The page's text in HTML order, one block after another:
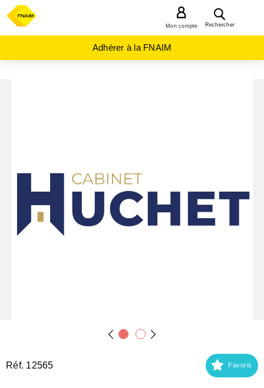
Rechercher
Mon compte
Adhérer à la FNAIM
Réf. 12565 Favoris